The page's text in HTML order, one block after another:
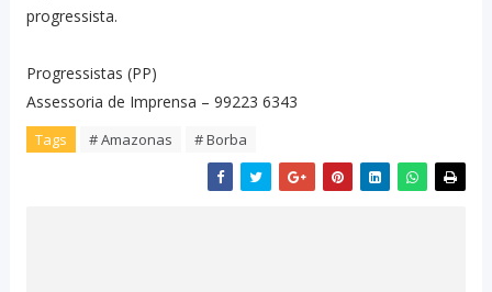
progressista.
Progressistas (PP)
Assessoria de Imprensa – 99223 6343
Tags # Amazonas # Borba